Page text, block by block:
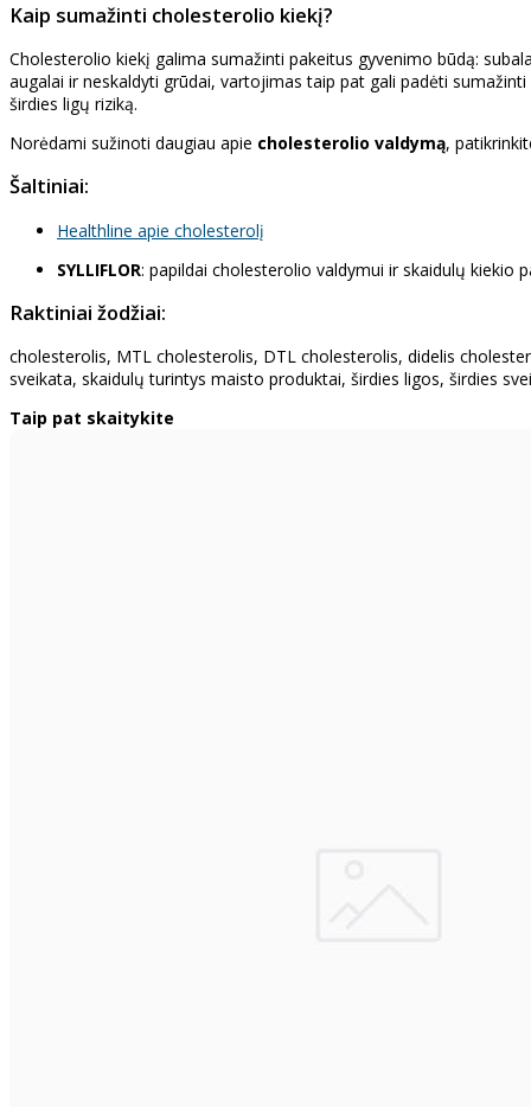
Kaip sumažinti cholesterolio kiekį?
Cholesterolio kiekį galima sumažinti pakeitus gyvenimo būdą:
augalai ir neskaldyti grūdai, vartojimas taip pat gali padėti
širdies ligų riziką.
Norėdami sužinoti daugiau apie cholesterolio valdymą,
Šaltiniai:
Healthline apie cholesterolį
SYLLIFLOR: papildai cholesterolio valdymui ir skaidulų kiekio
Raktiniai žodžiai:
cholesterolis, MTL cholesterolis, DTL cholesterolis, didelis
sveikata, skaidulų turintys maisto produktai, širdies ligos, širdies
Taip pat skaitykite